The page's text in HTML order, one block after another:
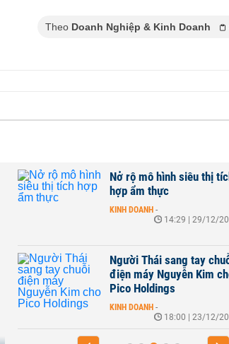
Theo Doanh Nghiệp & Kinh Doanh
Nở rộ mô hình siêu thị
hợp ẩm thực
KINH DOANH -
14:29 | 29/12/
Người Thái sang tay
điện máy Nguyễn Kim
Pico Holdings
KINH DOANH -
18:00 | 23/12/